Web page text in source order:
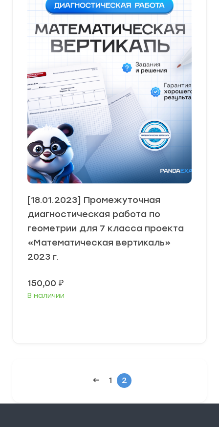
[18.01.2023] Промежуточная
диагностическая работа по
геометрии для 7 класса проекта
«Математическая вертикаль»
2023 г.
150,00 ₽
В наличии
← 1 2